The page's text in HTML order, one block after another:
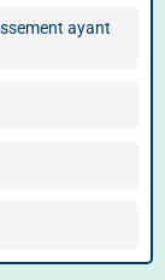
ayant